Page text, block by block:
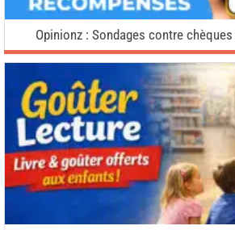
Opinionz : Sondages contre